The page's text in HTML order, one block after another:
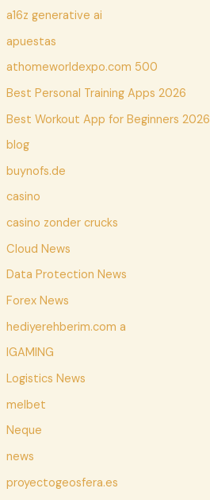
a16z generative ai
apuestas
athomeworldexpo.com 500
Best Personal Training Apps 2026
Best Workout App for Beginners 2026
blog
buynofs.de
casino
casino zonder crucks
Cloud News
Data Protection News
Forex News
hediyerehberim.com a
IGAMING
Logistics News
melbet
Neque
news
proyectogeosfera.es